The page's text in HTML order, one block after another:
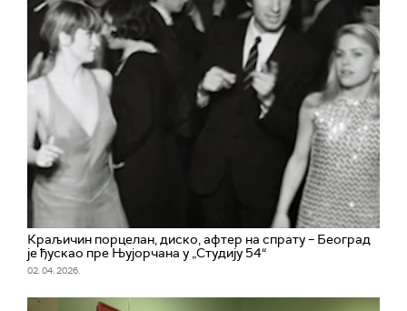
Краљичин порцелан, диско, афтер на спрату – Београд
је ђускао пре Њујорчана у „Студију 54“
02. 04. 2026.